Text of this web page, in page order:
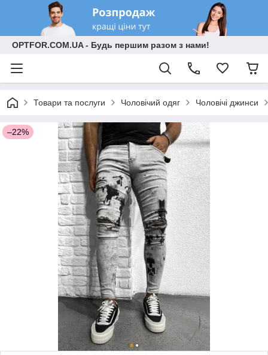
OPTFOR.COM.UA - Будь першим разом з нами!
Товари та послуги Чоловічий одяг Чоловічі джинси
–22%